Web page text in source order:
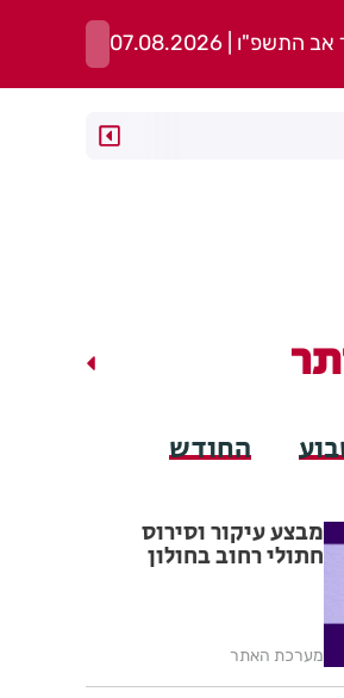
התשפ"ו | 07.08.2026
החודש
מבצע עיקור וסירוס
חתולי רחוב בחולון
מערכת האתר